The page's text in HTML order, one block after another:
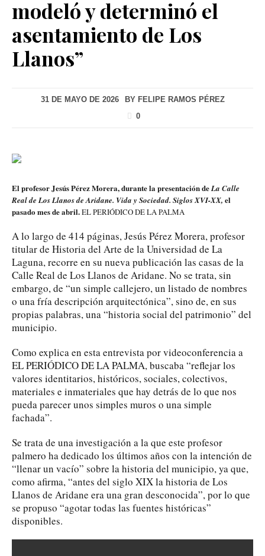
modeló y determinó el
asentamiento de Los
Llanos”
31 DE MAYO DE 2026 BY FELIPE RAMOS PÉREZ
0
El profesor Jesús Pérez Morera, durante la presentación deLa Calle
Real de Los Llanos de Aridane. Vida y Sociedad. Siglos XVI-XX, el
pasado mes de abril.EL PERIÓDICO DE LA PALMA
A lo largo de 414 páginas, Jesús Pérez Morera, profesor
titular de Historia del Arte de la Universidad de La
Laguna, recorre en su nueva publicación las casas de la
Calle Real de Los Llanos de Aridane. No se trata, sin
embargo, de “un simple callejero, un listado de nombres
o una fría descripción arquitectónica”, sino de, en sus
propias palabras, una “historia social del patrimonio” del
municipio.
Como explica en esta entrevista por videoconferencia a
EL PERIÓDICO DE LA PALMA, buscaba “reflejar los
valores identitarios, históricos, sociales, colectivos,
materiales e inmateriales que hay detrás de lo que nos
pueda parecer unos simples muros o una simple
fachada”.
Se trata de una investigación a la que este profesor
palmero ha dedicado los últimos años con la intención de
“llenar un vacío” sobre la historia del municipio, ya que,
como afirma, “antes del siglo XIX la historia de Los
Llanos de Aridane era una gran desconocida”, por lo que
se propuso “agotar todas las fuentes históricas”
disponibles.